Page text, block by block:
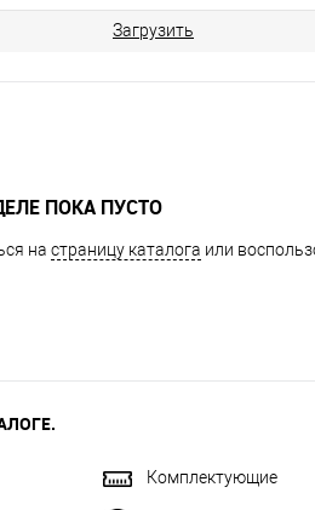
Загрузить
ПОКА ПУСТО
на страницу каталога или
Комплектующие